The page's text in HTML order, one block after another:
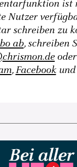
ist
Nutzer
schreiben zu
ab, schreiben
,Facebookund